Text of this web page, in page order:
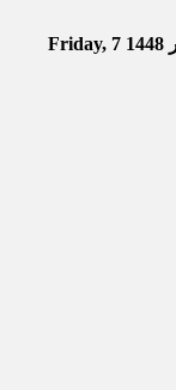
Friday, 7